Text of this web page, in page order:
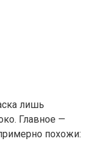
лишь
Главное —
похожи: